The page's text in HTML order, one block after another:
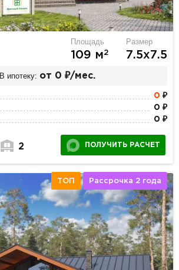
Площадь
109 м2
Размер
7.5х7.5
В ипотеку: от 0 ₽/мес.
0 ₽
0 ₽
0 ₽
2 ПОЛУЧИТЬ РАСЧЕТ
ТОП Рассрочка 2 года